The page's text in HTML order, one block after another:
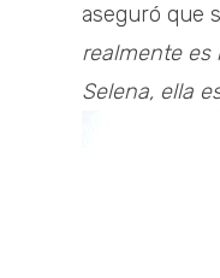
aseguró que
realmente es
Selena, ella